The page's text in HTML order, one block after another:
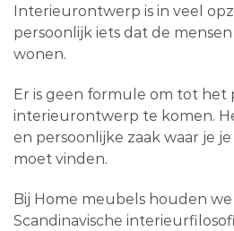
Interieurontwerp is in veel
persoonlijk iets dat de
wonen.
Er is geen formule om tot het
interieurontwerp te komen.
en persoonlijke zaak waar je
moet vinden.
Bij Home meubels houden
Scandinavische